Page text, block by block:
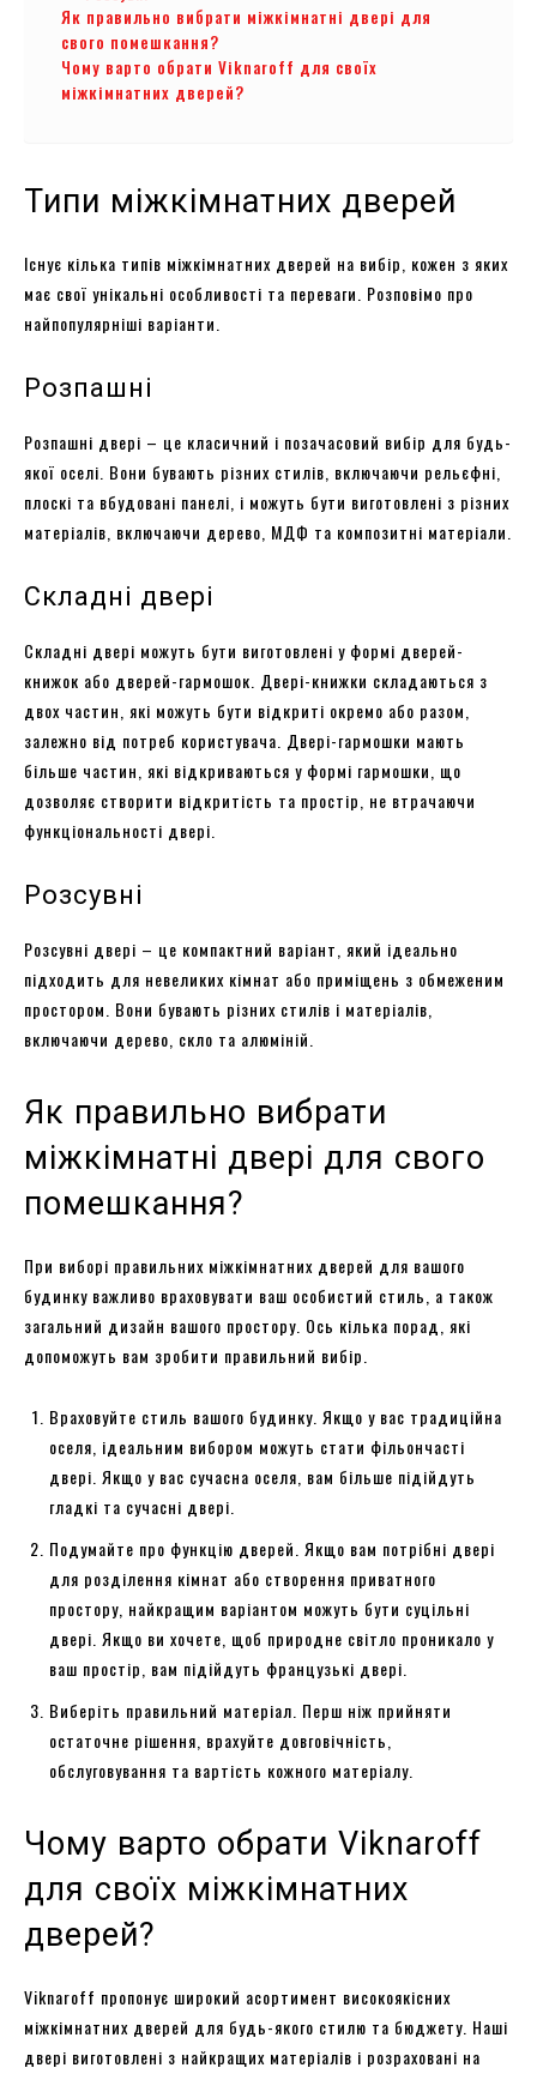
Як правильно вибрати міжкімнатні двері для
свого помешкання?
Чому варто обрати Viknaroff для своїх
міжкімнатних дверей?
Типи міжкімнатних дверей
Існує кілька типів міжкімнатних дверей на вибір, кожен з яких
має свої унікальні особливості та переваги. Розповімо про
найпопулярніші варіанти.
Розпашні
Розпашні двері – це класичний і позачасовий вибір для будь-
якої оселі. Вони бувають різних стилів, включаючи рельєфні,
плоскі та вбудовані панелі, і можуть бути виготовлені з різних
матеріалів, включаючи дерево, МДФ та композитні матеріали.
Складні двері
Складні двері можуть бути виготовлені у формі дверей-
книжок або дверей-гармошок. Двері-книжки складаються з
двох частин, які можуть бути відкриті окремо або разом,
залежно від потреб користувача. Двері-гармошки мають
більше частин, які відкриваються у формі гармошки, що
дозволяє створити відкритість та простір, не втрачаючи
функціональності двері.
Розсувні
Розсувні двері – це компактний варіант, який ідеально
підходить для невеликих кімнат або приміщень з обмеженим
простором. Вони бувають різних стилів і матеріалів,
включаючи дерево, скло та алюміній.
Як правильно вибрати
міжкімнатні двері для свого
помешкання?
При виборі правильних міжкімнатних дверей для вашого
будинку важливо враховувати ваш особистий стиль, а також
загальний дизайн вашого простору. Ось кілька порад, які
допоможуть вам зробити правильний вибір.
Враховуйте стиль вашого будинку. Якщо у вас традиційна
оселя, ідеальним вибором можуть стати фільончасті
двері. Якщо у вас сучасна оселя, вам більше підійдуть
гладкі та сучасні двері.
Подумайте про функцію дверей. Якщо вам потрібні двері
для розділення кімнат або створення приватного
простору, найкращим варіантом можуть бути суцільні
двері. Якщо ви хочете, щоб природне світло проникало у
ваш простір, вам підійдуть французькі двері.
Виберіть правильний матеріал. Перш ніж прийняти
остаточне рішення, врахуйте довговічність,
обслуговування та вартість кожного матеріалу.
Чому варто обрати Viknaroff
для своїх міжкімнатних
дверей?
Viknaroff пропонує широкий асортимент високоякісних
міжкімнатних дверей для будь-якого стилю та бюджету. Наші
двері виготовлені з найкращих матеріалів і розраховані на